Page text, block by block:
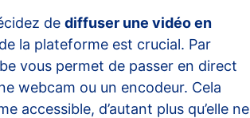
de diffuser une vidéo en
la plateforme est crucial. Par
vous permet de passer en direct
webcam ou un encodeur. Cela
accessible, d’autant plus qu’elle ne